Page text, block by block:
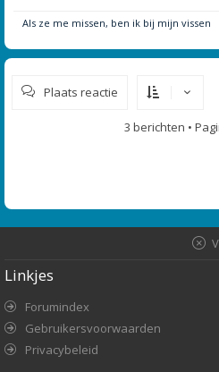
Als ze me missen, ben ik bij mijn vissen
Plaats reactie
3 berichten •
Linkjes
Forumindex
Gebruikersvoorwaarden
Privacybeleid